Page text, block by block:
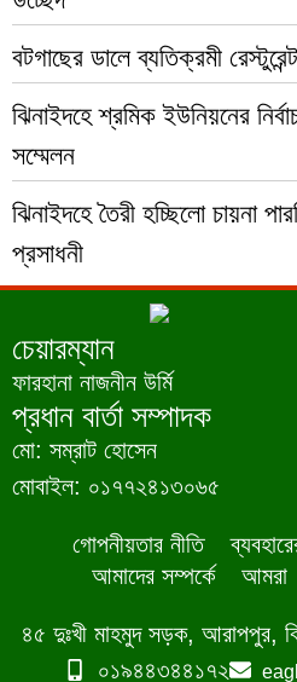
বটগাছের ডালে ব্যতিক্রমী রেস্টুরেন্ট
ঝিনাইদহে শ্রমিক ইউনিয়নের
সম্মেলন
ঝিনাইদহে তৈরী হচ্ছিলো চায়না
প্রসাধনী
চেয়ারম্যান
ফারহানা নাজনীন উর্মি
প্রধান বার্তা সম্পাদক
মো: সম্রাট হোসেন
মোবাইল: ০১৭৭২৪১৩০৬৫
গোপনীয়তার নীতি
আমাদের সম্পর্কে
আমরা
৪৫ দুঃখী মাহমুদ সড়ক, আরাপপুর,
০১৯৪৪৩৪৪১৭২